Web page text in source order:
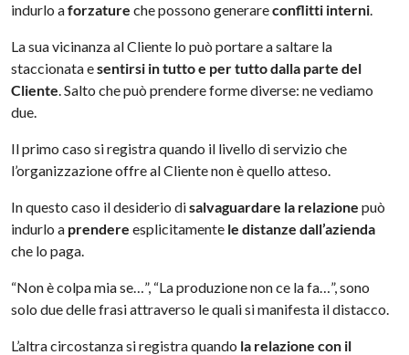
indurlo aforzatureche possono generareconflitti interni.
La sua vicinanza al Cliente lo può portare a saltare la
staccionata esentirsi in tutto e per tutto dalla parte del
Cliente. Salto che può prendere forme diverse: ne vediamo
due.
Il primo caso si registra quando il livello di servizio che
l’organizzazione offre al Cliente non è quello atteso.
In questo caso il desiderio disalvaguardare la relazione può
indurlo a prendereesplicitamente le distanze dall’azienda
che lo paga.
“Non è colpa mia se…”, “La produzione non ce la fa…”, sono
solo due delle frasi attraverso le quali si manifesta il distacco.
L’altra circostanza si registra quando la relazione con il